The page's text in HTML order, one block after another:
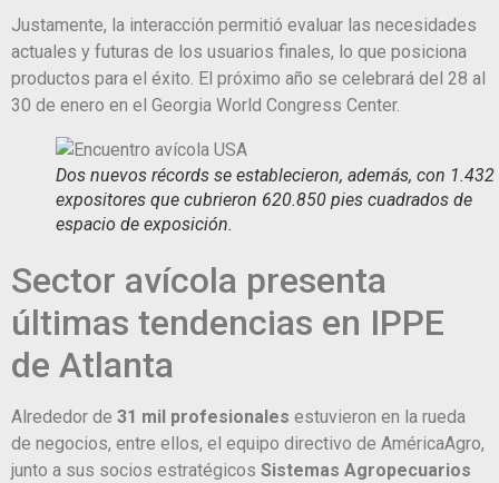
Justamente, la interacción permitió evaluar las necesidades
actuales y futuras de los usuarios finales, lo que posiciona
productos para el éxito. El próximo año se celebrará del 28 al
30 de enero en el Georgia World Congress Center.
Dos nuevos récords se establecieron, además, con 1.432
expositores que cubrieron 620.850 pies cuadrados de
espacio de exposición.
Sector avícola presenta
últimas tendencias en IPPE
de Atlanta
Alrededor de 31 mil profesionales estuvieron en la rueda
de negocios, entre ellos, el equipo directivo de AméricaAgro,
junto a sus socios estratégicos Sistemas Agropecuarios